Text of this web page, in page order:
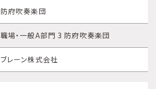
防府吹奏楽団
職場・一般A部門 3 防府吹奏楽団
ブレーン株式会社